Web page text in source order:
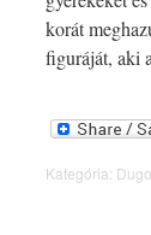
korát
figuráját, aki
Kategória: